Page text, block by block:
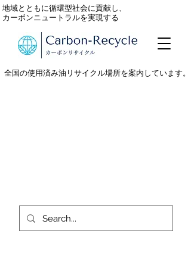
全国の使用済み油リサイクル場所を案内しています。
地域とともに循環型社会に貢献し、
カーボンニュートラルを実現する